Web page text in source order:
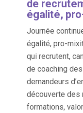
de
égalité,
Journée
égalité, pro-
qui recrutent,
de coaching
demandeurs
découverte
formations,